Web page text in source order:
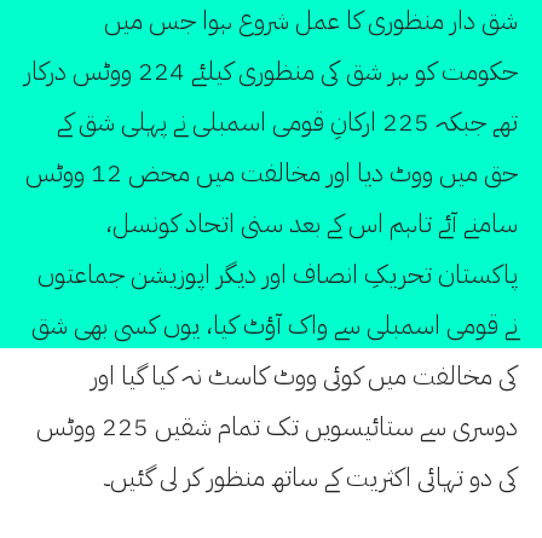
شق دار منظوری کا عمل شروع ہوا جس میں
حکومت کو ہر شق کی منظوری کیلئے 224 ووٹس درکار
تھے جبکہ 225 ارکانِ قومی اسمبلی نے پہلی شق کے
حق میں ووٹ دیا اور مخالفت میں محض 12 ووٹس
سامنے آئے تاہم اس کے بعد سنی اتحاد کونسل،
پاکستان تحریکِ انصاف اور دیگر اپوزیشن جماعتوں
نے قومی اسمبلی سے واک آؤٹ کیا، یوں کسی بھی شق
کی مخالفت میں کوئی ووٹ کاسٹ نہ کیا گیا اور
دوسری سے ستائیسویں تک تمام شقیں 225 ووٹس
کی دو تہائی اکثریت کے ساتھ منظور کر لی گئیں۔